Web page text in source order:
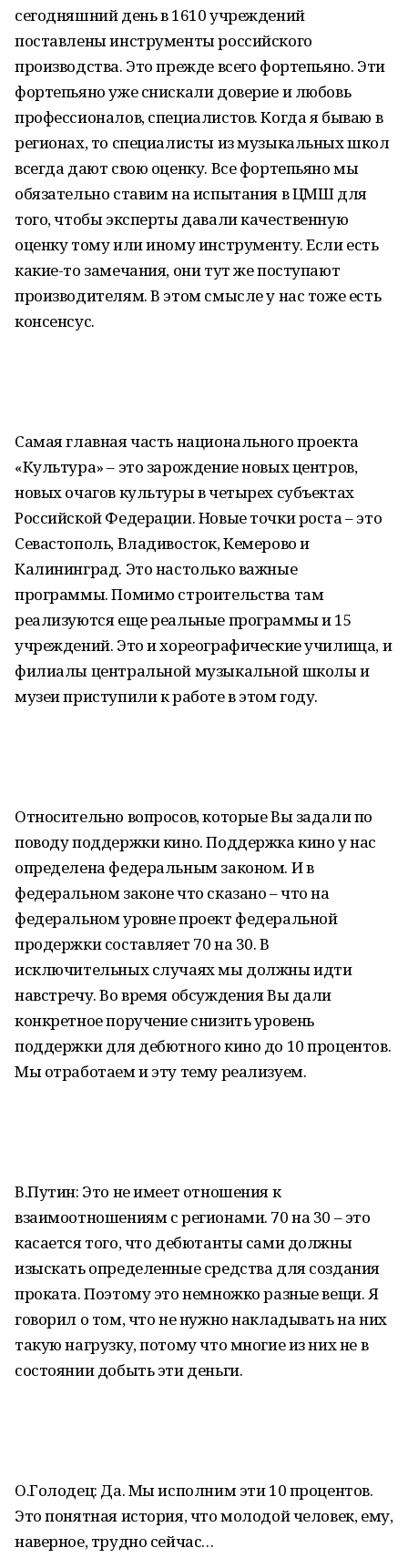
сегодняшний день в 1610 учреждений
поставлены инструменты российского
производства. Это прежде всего фортепьяно. Эти
фортепьяно уже снискали доверие и любовь
профессионалов, специалистов. Когда я бываю в
регионах, то специалисты из музыкальных школ
всегда дают свою оценку. Все фортепьяно мы
обязательно ставим на испытания в ЦМШ для
того, чтобы эксперты давали качественную
оценку тому или иному инструменту. Если есть
какие-то замечания, они тут же поступают
производителям. В этом смысле у нас тоже есть
консенсус.
Самая главная часть национального проекта
«Культура» – это зарождение новых центров,
новых очагов культуры в четырех субъектах
Российской Федерации. Новые точки роста – это
Севастополь, Владивосток, Кемерово и
Калининград. Это настолько важные
программы. Помимо строительства там
реализуются еще реальные программы и 15
учреждений. Это и хореографические училища, и
филиалы центральной музыкальной школы и
музеи приступили к работе в этом году.
Относительно вопросов, которые Вы задали по
поводу поддержки кино. Поддержка кино у нас
определена федеральным законом. И в
федеральном законе что сказано – что на
федеральном уровне проект федеральной
продержки составляет 70 на 30. В
исключительных случаях мы должны идти
навстречу. Во время обсуждения Вы дали
конкретное поручение снизить уровень
поддержки для дебютного кино до 10 процентов.
Мы отработаем и эту тему реализуем.
В.Путин: Это не имеет отношения к
взаимоотношениям с регионами. 70 на 30 – это
касается того, что дебютанты сами должны
изыскать определенные средства для создания
проката. Поэтому это немножко разные вещи. Я
говорил о том, что не нужно накладывать на них
такую нагрузку, потому что многие из них не в
состоянии добыть эти деньги.
О.Голодец: Да. Мы исполним эти 10 процентов.
Это понятная история, что молодой человек, ему,
наверное, трудно сейчас…